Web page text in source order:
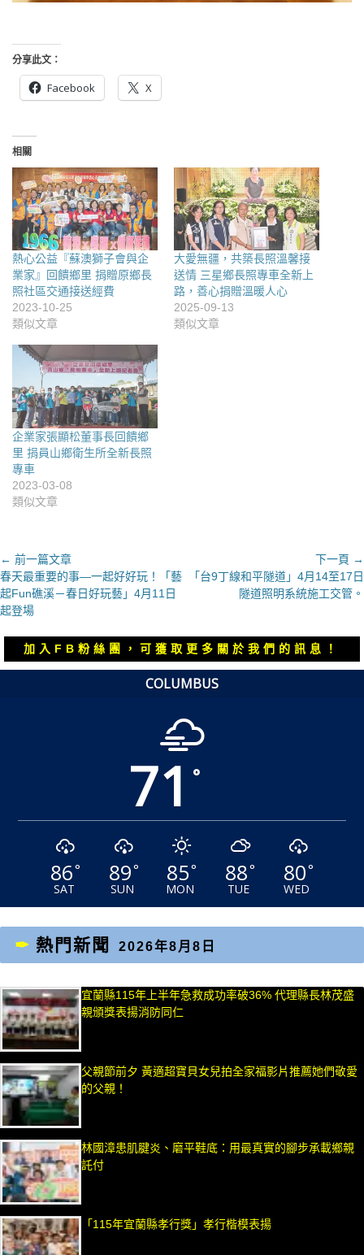
分享此文：
Facebook X
相關
熱心公益『蘇澳獅子會與企
業家』回饋鄉里 捐贈原鄉長
照社區交通接送經費
2023-10-25
類似文章
大愛無疆，共築長照溫馨接
送情 三星鄉長照專車全新上
路，善心捐贈溫暖人心
2025-09-13
類似文章
企業家張顯松董事長回饋鄉
里 捐員山鄉衛生所全新長照
專車
2023-03-08
類似文章
文
章
導
覽
← 前一篇文章
上
一
篇
春天最重要的事—一起好好玩！「藝
起Fun礁溪－春日好玩藝」4月11日
起登場
下一頁 →
下
章：
「台9丁線和平隧道」4月14至17日
隧道照明系統施工交管。
加入FB粉絲團，可獲取更多關於我們的訊息！
COLUMBUS
71 °
86°
SAT
89°
SUN
85°
MON
88°
TUE
80°
WED
熱門新聞 2026年8月8日
宜蘭縣115年上半年急救成功率破36% 代理縣長林茂盛
親頒獎表揚消防同仁
父親節前夕 黃適超寶貝女兒拍全家福影片推薦她們敬愛
的父親！
林國漳患肌腱炎、磨平鞋底：用最真實的腳步承載鄉親
託付
「115年宜蘭縣孝行獎」孝行楷模表揚